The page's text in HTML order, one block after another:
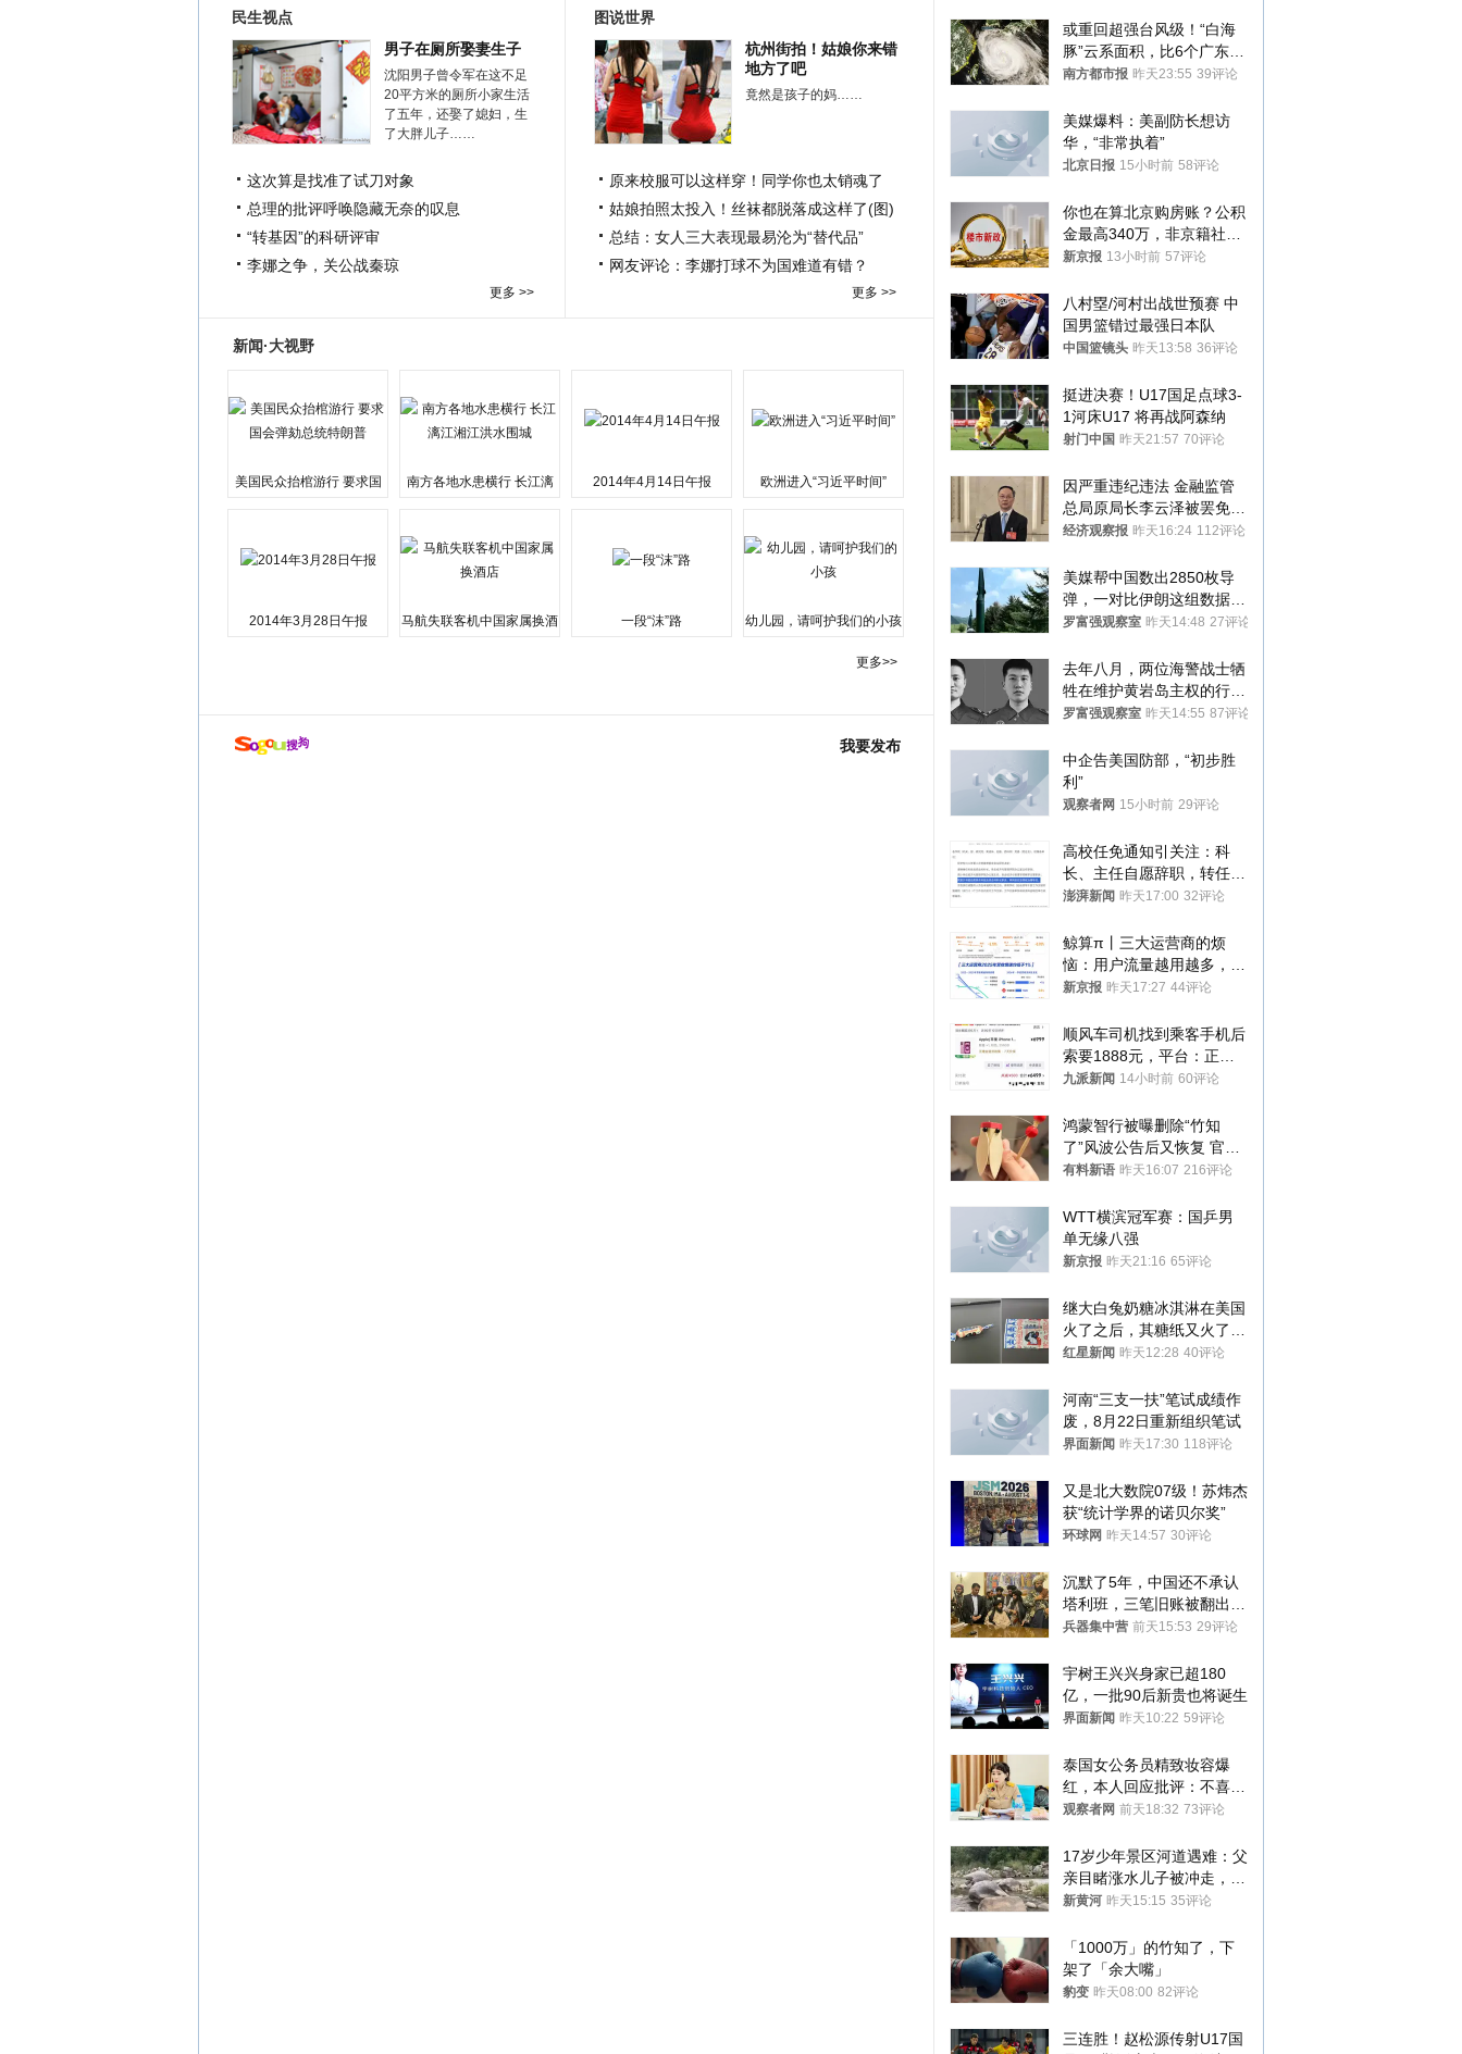
民生视点
男子在厕所娶妻生子
沈阳男子曾令军在这不足
20平方米的厕所小家生活
了五年，还娶了媳妇，生
了大胖儿子……
这次算是找准了试刀对象
总理的批评呼唤隐藏无奈的叹息
“转基因”的科研评审
李娜之争，关公战秦琼
更多 >>
图说世界
杭州街拍！姑娘你来错
地方了吧
竟然是孩子的妈……
原来校服可以这样穿！同学你也太销魂了
姑娘拍照太投入！丝袜都脱落成这样了(图)
总结：女人三大表现最易沦为“替代品”
网友评论：李娜打球不为国难道有错？
更多 >>
新闻·大视野
美国民众抬棺游行 要求国
南方各地水患横行 长江漓
2014年4月14日午报 欧洲进入“习近平时间”
2014年3月28日午报
马航失联客机中国家属换酒
一段“沫”路 幼儿园，请呵护我们的小孩
更多>>
我要发布
或重回超强台风级！“白海
豚”云系面积，比6个广东还
大！深圳官方：注意这件事
南方都市报 昨天23:55 39评论
美媒爆料：美副防长想访
华，“非常执着”
北京日报 15小时前 58评论
你也在算北京购房账？公积
金最高340万，非京籍社保
1年
新京报 13小时前 57评论
八村塁/河村出战世预赛 中
国男篮错过最强日本队
中国篮镜头 昨天13:58 36评论
挺进决赛！U17国足点球3-
1河床U17 将再战阿森纳
射门中国 昨天21:57 70评论
因严重违纪违法 金融监管
总局原局长李云泽被罢免全
国人大代表
经济观察报 昨天16:24 112评论
美媒帮中国数出2850枚导
弹，一对比伊朗这组数据，
发现出大事了
罗富强观察室 昨天14:48 27评论
去年八月，两位海警战士牺
牲在维护黄岩岛主权的行动
中
罗富强观察室 昨天14:55 87评论
中企告美国防部，“初步胜
利”
观察者网 15小时前 29评论
高校任免通知引关注：科
长、主任自愿辞职，转任思
政辅导员
澎湃新闻 昨天17:00 32评论
鲸算π丨三大运营商的烦
恼：用户流量越用越多，收
入却越来越少
新京报 昨天17:27 44评论
顺风车司机找到乘客手机后
索要1888元，平台：正和
司机沟通协商
九派新闻 14小时前 60评论
鸿蒙智行被曝删除“竹知
了”风波公告后又恢复 官媒
曾力挺：劝华为要大度的，
有料新语 昨天16:07 216评论
WTT横滨冠军赛：国乒男
单无缘八强
新京报 昨天21:16 65评论
继大白兔奶糖冰淇淋在美国
火了之后，其糖纸又火了！
海外博主盛赞：平面设计经
红星新闻 昨天12:28 40评论
河南“三支一扶”笔试成绩作
废，8月22日重新组织笔试
界面新闻 昨天17:30 118评论
又是北大数院07级！苏炜杰
获“统计学界的诺贝尔奖”
环球网 昨天14:57 30评论
沉默了5年，中国还不承认
塔利班，三笔旧账被翻出，
最大风险出现
兵器集中营 前天15:53 29评论
宇树王兴兴身家已超180
亿，一批90后新贵也将诞生
界面新闻 昨天10:22 59评论
泰国女公务员精致妆容爆
红，本人回应批评：不喜欢
就别看
观察者网 前天18:32 73评论
17岁少年景区河道遇难：父
亲目睹涨水儿子被冲走，当
地排除上游泄洪，家属盼厘
新黄河 昨天15:15 35评论
「1000万」的竹知了，下
架了「余大嘴」
豹变 昨天08:00 82评论
三连胜！赵松源传射U17国